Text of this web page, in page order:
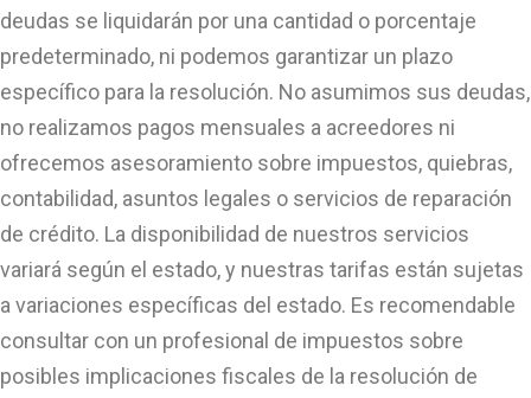
deudas se liquidarán por una cantidad o porcentaje
predeterminado, ni podemos garantizar un plazo
específico para la resolución. No asumimos sus deudas,
no realizamos pagos mensuales a acreedores ni
ofrecemos asesoramiento sobre impuestos, quiebras,
contabilidad, asuntos legales o servicios de reparación
de crédito. La disponibilidad de nuestros servicios
variará según el estado, y nuestras tarifas están sujetas
a variaciones específicas del estado. Es recomendable
consultar con un profesional de impuestos sobre
posibles implicaciones fiscales de la resolución de